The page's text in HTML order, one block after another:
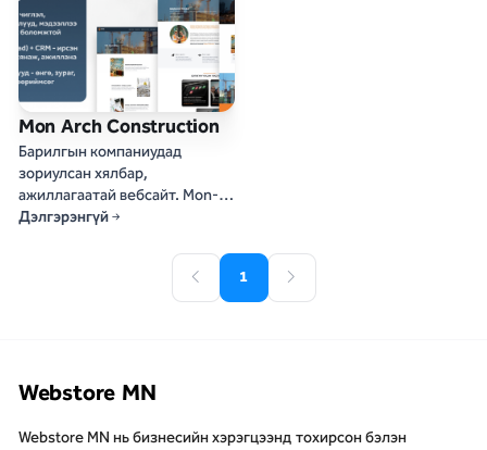
Mon Arch Construction
Барилгын компаниудад
зориулсан хялбар,
ажиллагаатай вебсайт. Mon-
Arch Construction загвар нь
ойлгомжтой, мэргэжлийн
Дэлгэрэнгүй
1
Webstore MN
Webstore MN нь бизнесийн хэрэгцээнд тохирсон бэлэн